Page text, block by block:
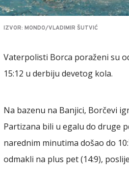
IZVOR: MONDO/VLADIMIR ŠUTVIĆ
Vaterpolisti Borca poraženi su
15:12 u derbiju devetog kola.
Na bazenu na Banjici, Borčevi
Partizana bili u egalu do druge
narednim minutima došao do
odmakli na plus pet (14:9),